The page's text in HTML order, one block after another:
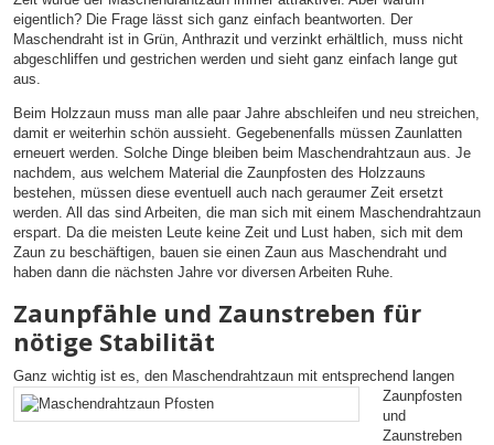
eigentlich? Die Frage lässt sich ganz einfach beantworten. Der
Maschendraht ist in Grün, Anthrazit und verzinkt erhältlich, muss nicht
abgeschliffen und gestrichen werden und sieht ganz einfach lange gut
aus.
Beim Holzzaun muss man alle paar Jahre abschleifen und neu streichen,
damit er weiterhin schön aussieht. Gegebenenfalls müssen Zaunlatten
erneuert werden. Solche Dinge bleiben beim Maschendrahtzaun aus. Je
nachdem, aus welchem Material die Zaunpfosten des Holzzauns
bestehen, müssen diese eventuell auch nach geraumer Zeit ersetzt
werden. All das sind Arbeiten, die man sich mit einem Maschendrahtzaun
erspart. Da die meisten Leute keine Zeit und Lust haben, sich mit dem
Zaun zu beschäftigen, bauen sie einen Zaun aus Maschendraht und
haben dann die nächsten Jahre vor diversen Arbeiten Ruhe.
Zaunpfähle und Zaunstreben für
nötige Stabilität
Ganz wichtig ist es, den Maschendrahtzaun mit entsprechend langen
Zaunpfosten
und
Zaunstreben